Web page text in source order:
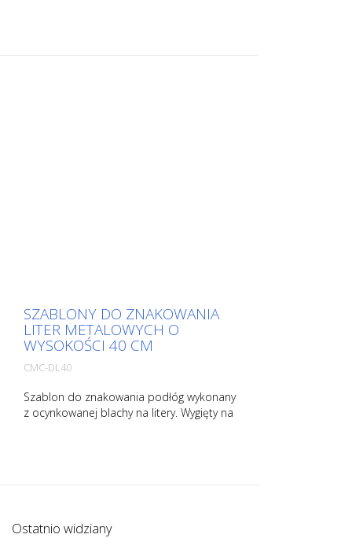
SZABLONY DO ZNAKOWANIA
LITER METALOWYCH O
WYSOKOŚCI 40 CM
CMC-DL40
Szablon do znakowania podłóg wykonany
z ocynkowanej blachy na litery. Wygięty na
Ostatnio widziany